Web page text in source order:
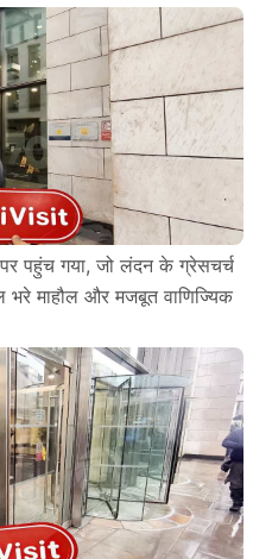
पहुंच गया, जो लंदन के ग्रेसचर्च
माहौल और मजबूत वाणिज्यिक